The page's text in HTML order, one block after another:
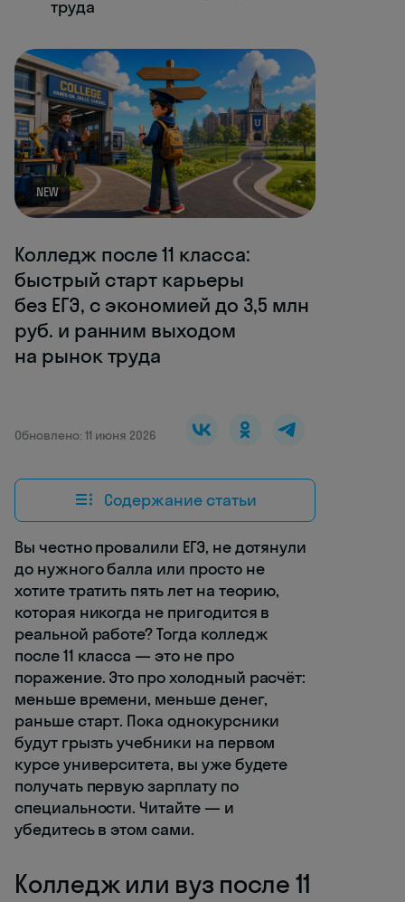
труда
NEW
Колледж после 11 класса:
быстрый старт карьеры
без ЕГЭ, с экономией до 3,5 млн
руб. и ранним выходом
на рынок труда
Обновлено: 11 июня 2026
Содержание статьи
Вы честно провалили ЕГЭ, не дотянули
до нужного балла или просто не
хотите тратить пять лет на теорию,
которая никогда не пригодится в
реальной работе? Тогда колледж
после 11 класса — это не про
поражение. Это про холодный расчёт:
меньше времени, меньше денег,
раньше старт. Пока однокурсники
будут грызть учебники на первом
курсе университета, вы уже будете
получать первую зарплату по
специальности. Читайте — и
убедитесь в этом сами.
Колледж или вуз после 11